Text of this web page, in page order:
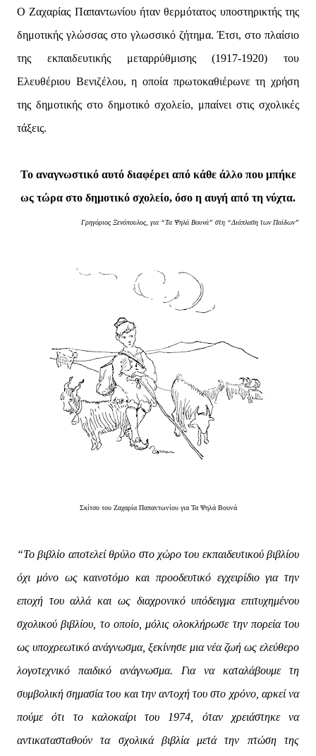
Ο Ζαχαρίας Παπαντωνίου ήταν θερμότατος υποστηρικτής της
δημοτικής γλώσσας στο γλωσσικό ζήτημα. Έτσι, στο πλαίσιο
της εκπαιδευτικής μεταρρύθμισης (1917-1920) του
Ελευθέριου Βενιζέλου, η οποία πρωτοκαθιέρωνε τη χρήση
της δημοτικής στο δημοτικό σχολείο, μπαίνει στις σχολικές
τάξεις.
Το αναγνωστικό αυτό διαφέρει από κάθε άλλο που μπήκε
ως τώρα στο δημοτικό σχολείο, όσο η αυγή από τη νύχτα.
Γρηγόριος Ξενόπουλος, για “Τα Ψηλά Βουνά” στη “Διάπλαση των Παίδων”
Σκίτσο του Ζαχαρία Παπαντωνίου για Τα Ψηλά Βουνά
“Το βιβλίο αποτελεί θρύλο στο χώρο του εκπαιδευτικού βιβλίου
όχι μόνο ως καινοτόμο και προοδευτικό εγχειρίδιο για την
εποχή του αλλά και ως διαχρονικό υπόδειγμα επιτυχημένου
σχολικού βιβλίου, το οποίο, μόλις ολοκλήρωσε την πορεία του
ως υποχρεωτικό ανάγνωσμα, ξεκίνησε μια νέα ζωή ως ελεύθερο
λογοτεχνικό παιδικό ανάγνωσμα. Για να καταλάβουμε τη
συμβολική σημασία του και την αντοχή του στο χρόνο, αρκεί να
πούμε ότι το καλοκαίρι του 1974, όταν χρειάστηκε να
αντικατασταθούν τα σχολικά βιβλία μετά την πτώση της